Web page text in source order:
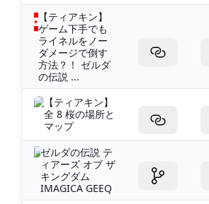
【ティアキン】
ゲーム下手でも
ライネルをノー
ダメージで倒す
方法？！ ゼルダ
の伝説 ...
【ティアキン】
全 8 桜の場所と
マップ
ゼルダの伝説 テ
ィアーズ オブ ザ
キングダム
IMAGICA GEEQ